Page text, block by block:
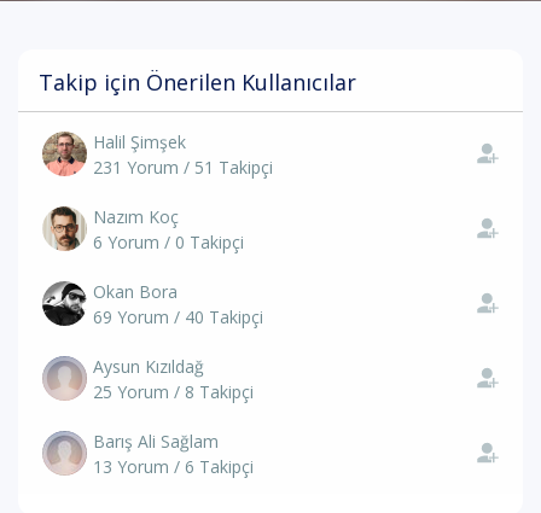
Takip için Önerilen Kullanıcılar
Halil Şimşek
231 Yorum / 51 Takipçi
Nazım Koç
6 Yorum / 0 Takipçi
Okan Bora
69 Yorum / 40 Takipçi
Aysun Kızıldağ
25 Yorum / 8 Takipçi
Barış Ali Sağlam
13 Yorum / 6 Takipçi